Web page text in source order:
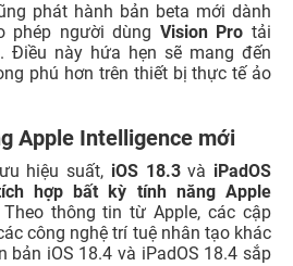
phát hành bản beta mới dành
phép người dùng Vision Pro tải
Điều này hứa hẹn sẽ mang đến
phú hơn trên thiết bị thực tế ảo
Apple Intelligence mới
hiệu suất, iOS 18.3và iPadOS
hợp bất kỳ tính năng Apple
thông tin từ Apple, các cập
công nghệ trí tuệ nhân tạo khác
bản iOS 18.4 và iPadOS 18.4 sắp